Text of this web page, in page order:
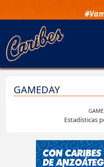
GAMEDAY
Estadísticas